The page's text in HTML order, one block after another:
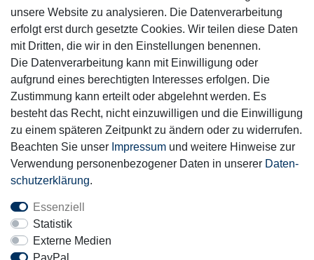
Mitglied
Motor-Fit
© Copyright 2026 | Alle Rechte vorbehalten.
unsere Website zu analysieren. Die Datenverarbeitung
erfolgt erst durch gesetzte Cookies. Wir teilen diese Daten
mit Dritten, die wir in den Einstellungen benennen.
Die Datenverarbeitung kann mit Einwilligung oder
aufgrund eines berechtigten Interesses erfolgen. Die
Zustimmung kann erteilt oder abgelehnt werden. Es
besteht das Recht, nicht einzuwilligen und die Einwilligung
zu einem späteren Zeitpunkt zu ändern oder zu widerrufen.
Beachten Sie unser Impressum und weitere Hinweise zur
Verwendung personenbezogener Daten in unserer Daten­
schutz­erklärung.
Essenziell
Statistik
Externe Medien
PayPal